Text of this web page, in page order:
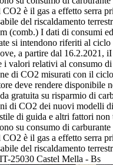
è il gas a effetto serra
del riscaldamento
(comb.) I dati di consumi
si intendono riferiti al
a partire dal 16.2.2021,
i valori relativi al consumo di
di CO2 misurati con il
deve rendere disponibile
gratuita su risparmio di
di CO2 dei nuovi modelli
di guida e altri fattori non
su consumo di carburante
è il gas a effetto serra
del riscaldamento
IT-25030 Castel Mella - Bs